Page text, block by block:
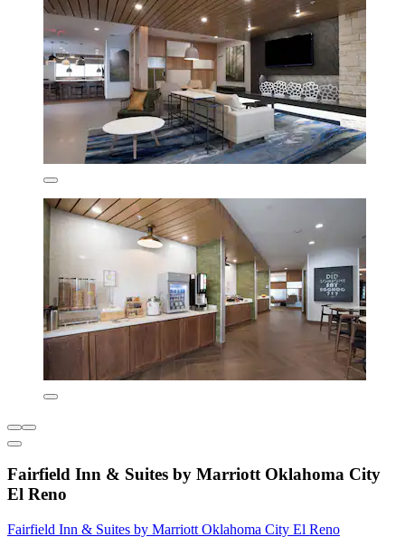
Fairfield Inn & Suites by Marriott Oklahoma City
El Reno
Fairfield Inn & Suites by Marriott Oklahoma City El Reno